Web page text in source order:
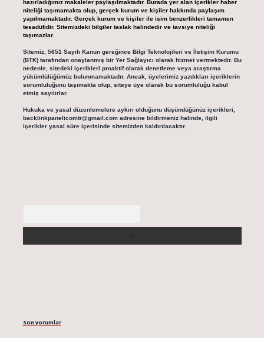
hazırladığımız makaleler paylaşılmaktadır. Burada yer alan içerikler haber
niteliği taşımamakta olup, gerçek kurum ve kişiler hakkında paylaşım
yapılmamaktadır. Gerçek kurum ve kişiler ile isim benzerlikleri tamamen
tesadüfidir. Sitemizdeki bilgiler taslak halindedir ve tavsiye niteliği
taşımazlar.
Sitemiz, 5651 Sayılı Kanun gereğince Bilgi Teknolojileri ve İletişim Kurumu
(BTK) tarafından onaylanmış bir Yer Sağlayıcı olarak hizmet vermektedir. Bu
nedenle, sitedeki içerikleri proaktif olarak denetleme veya araştırma
yükümlülüğümüz bulunmamaktadır. Ancak, üyelerimiz yazdıkları içeriklerin
sorumluluğunu taşımakta olup, siteye üye olarak bu sorumluluğu kabul
etmiş sayılırlar.
Hukuka ve yasal düzenlemelere aykırı olduğunu düşündüğünüz içerikleri,
backlinkpanelicomtr@gmail.comadresine bildirmeniz halinde, ilgili
içerikler yasal süre içerisinde sitemizden kaldırılacaktır.
Son yorumlar